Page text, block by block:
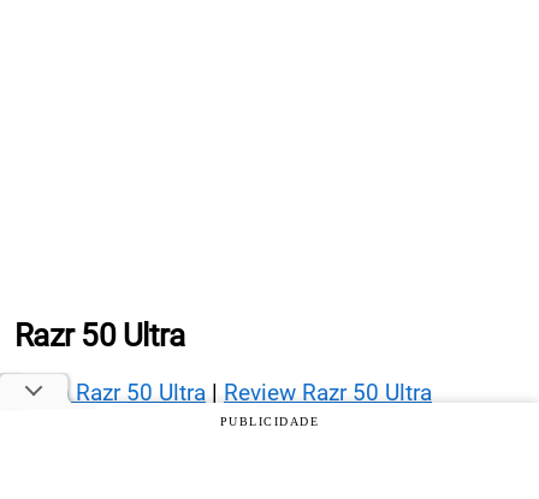
Razr 50 Ultra
Ficha Razr 50 Ultra | Review Razr 50 Ultra
PUBLICIDADE